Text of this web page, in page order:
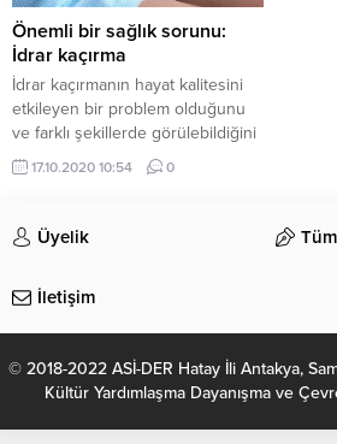
Önemli bir sağlık sorunu:
İdrar kaçırma
İdrar kaçırmanın hayat kalitesini
etkileyen bir problem olduğunu
ve farklı şekillerde görülebildiğini
ifade eden Kadın Hastalıkları ve
Doğum Uzmanı Prof. Dr. Önay
merak edilenleri sizler için anlattı.
17.10.2020 10:54 0
Üyelik
İletişim
© 2018-2022 ASİ-DER Hatay İli Antakya,
Kültür Yardımlaşma Dayanışma ve